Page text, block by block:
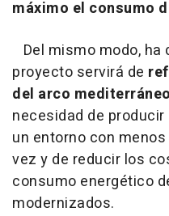
máximo el consumo
Del mismo modo,
proyecto servirá de
del arco mediterráneo
necesidad de
un entorno con
vez y de reducir los
consumo energético
modernizados.